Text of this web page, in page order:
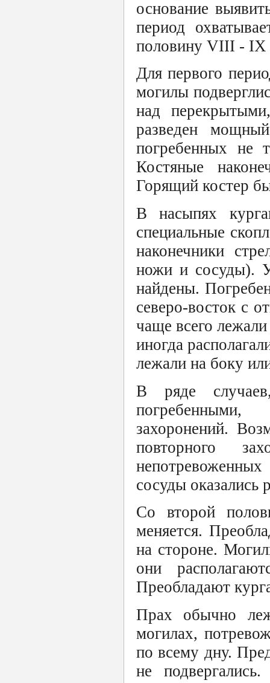
основание
период
половину VIII - IX
Для первого
могилы
над
разведен
погребенных не
Костяные
Горящий костер
В насыпях
специальные
наконечники
ножи и сосуды).
найдены.
северо-восток с
чаще всего
иногда
лежали на боку
В ряде
захоронений.
повторного
сосуды оказались
Со второй
меняется.
на стороне.
они
Преобладают
Прах обычно
могилах,
по всему дну.
не